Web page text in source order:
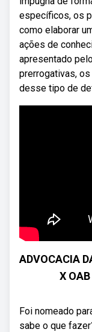
específicos, os
como elaborar
ações de
apresentado
prerrogativas,
desse tipo de
ADVOCACIA
X
Foi nomeado
sabe o que